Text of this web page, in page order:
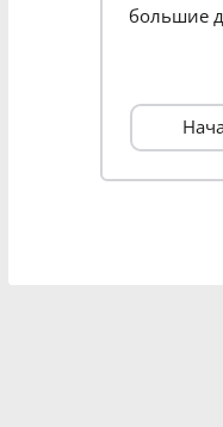
большие